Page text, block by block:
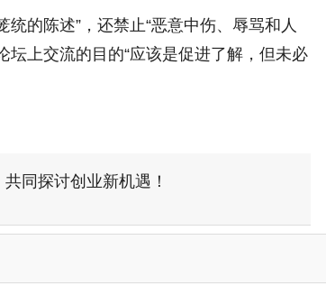
的陈述”，还禁止“恶意中伤、辱骂和人
坛上交流的目的“应该是促进了解，但未必
共同探讨创业新机遇！